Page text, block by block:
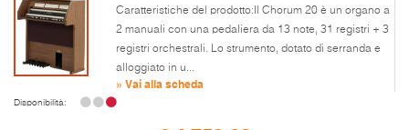
Caratteristiche del prodotto:Il Chorum 20 è un organo a
2 manuali con una pedaliera da 13 note, 31 registri + 3
registri orchestrali. Lo strumento, dotato di serranda e
alloggiato in u...
» Vai alla scheda
Disponibilità: